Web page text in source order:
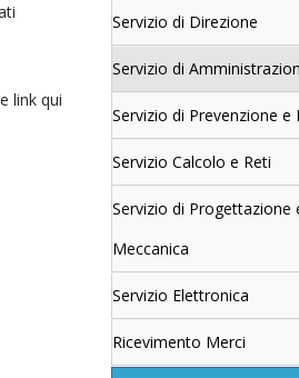
link qui
Servizio di Direzione
Servizio di
Servizio di Prevenzione e
Servizio Calcolo e Reti
Servizio di Progettazione
Meccanica
Servizio Elettronica
Ricevimento Merci